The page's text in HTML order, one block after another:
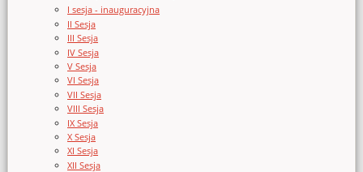
I sesja - inauguracyjna
II Sesja
III Sesja
IV Sesja
V Sesja
VI Sesja
VII Sesja
VIII Sesja
IX Sesja
X Sesja
XI Sesja
XII Sesja